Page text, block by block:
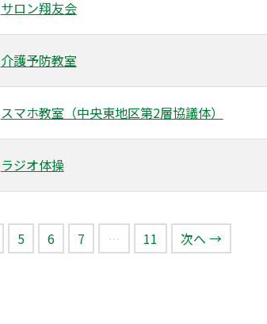
サロン翔友会
介護予防教室
スマホ教室（中央東地区第2層協議体）
ラジオ体操
5 6 7 … 11 次へ →